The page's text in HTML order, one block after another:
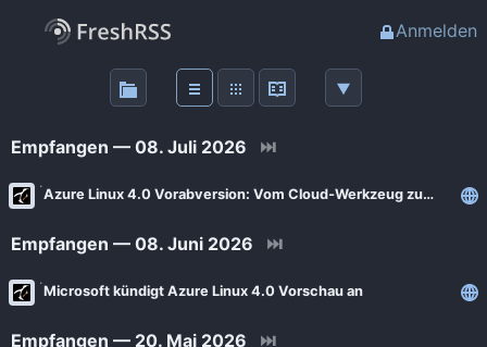
Anmelden
Haupt-Feeds
Wichtige Feeds
Favoriten (0)
Empfangen — 08. Juli 2026 ⏭
Azure Linux 4.0 Vorabversion: Vom Cloud‑Werkzeug zum eigenen Server‑System
Empfangen — 08. Juni 2026 ⏭
Microsoft kündigt Azure Linux 4.0 Vorschau an
Empfangen — 20. Mai 2026 ⏭